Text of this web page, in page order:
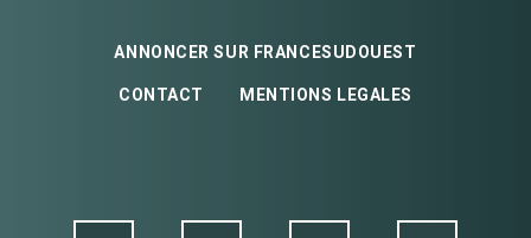
ANNONCER SUR FRANCESUDOUEST
CONTACT MENTIONS LEGALES